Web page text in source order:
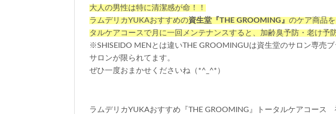
大人の男性は特に清潔感が命！！
ラムデリカYUKAおすすめの資生堂『THE GROOMING』 のケア商品
タルケアコースで月に一回メンテナンスすると、加齢臭予防・老け予
※SHISEIDO MENとは違いTHE GROOMINGUは資生堂のサロン専売
サロンが限られてます。
ぜひ一度おまかせくださいね（*^_^*）
ラムデリカYUKAおすすめ『THE GROOMING』トータルケアコース